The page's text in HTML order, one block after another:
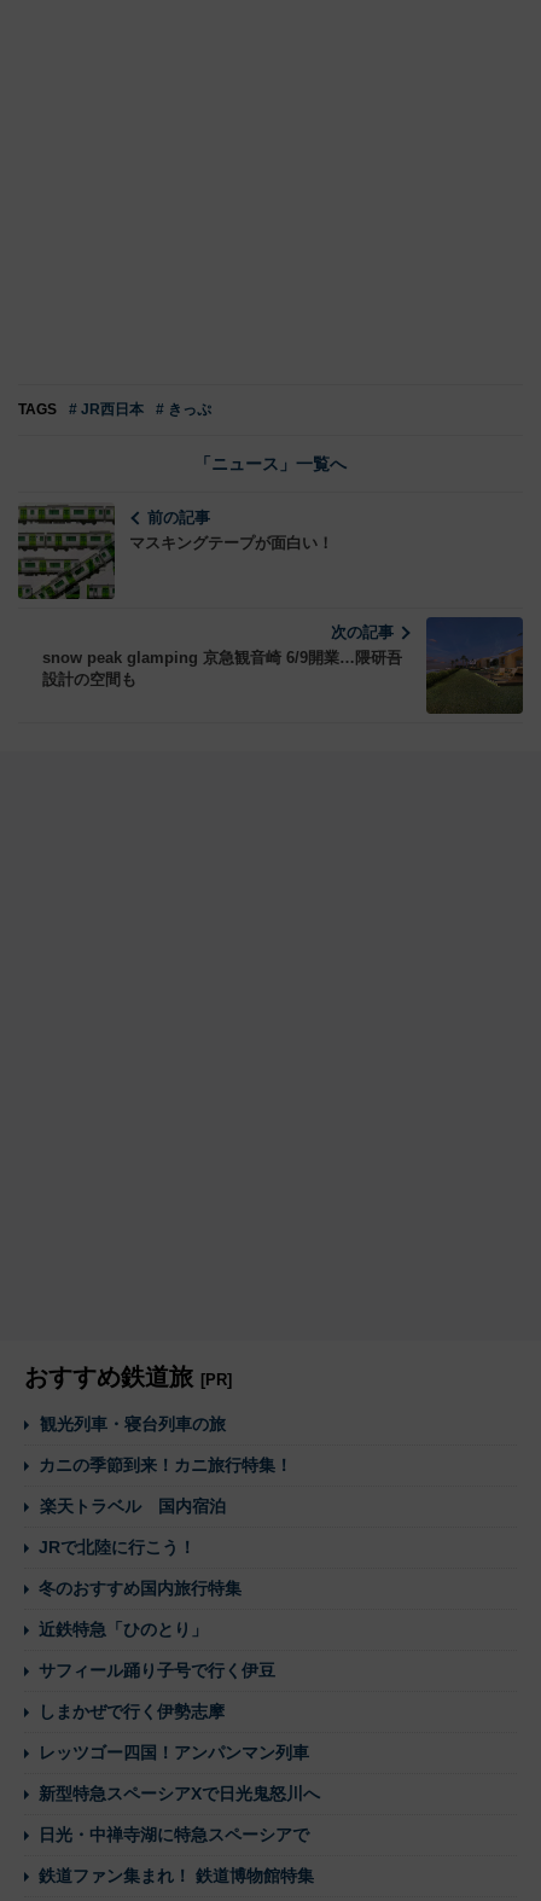
TAGS # JR西日本 # きっぷ
「ニュース」一覧へ
前の記事
マスキングテープが面白い！
次の記事
snow peak glamping 京急観音崎 6/9開業…隈研吾
設計の空間も
おすすめ鉄道旅 [PR]
観光列車・寝台列車の旅
カニの季節到来！カニ旅行特集！
楽天トラベル 国内宿泊
JRで北陸に行こう！
冬のおすすめ国内旅行特集
近鉄特急「ひのとり」
サフィール踊り子号で行く伊豆
しまかぜで行く伊勢志摩
レッツゴー四国！アンパンマン列車
新型特急スペーシアXで日光鬼怒川へ
日光・中禅寺湖に特急スペーシアで
鉄道ファン集まれ！ 鉄道博物館特集